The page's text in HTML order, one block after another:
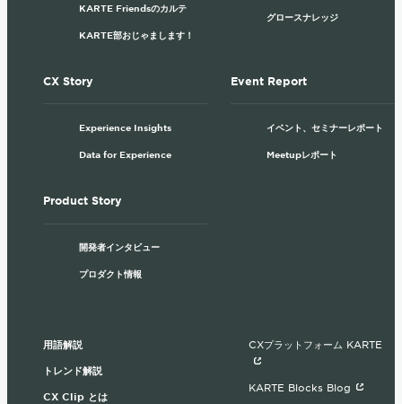
KARTE Friendsのカルテ
KARTE部おじゃまします！
グロースナレッジ
CX Story
Experience Insights
Data for Experience
Event Report
イベント、セミナーレポート
Meetupレポート
Product Story
開発者インタビュー
プロダクト情報
用語解説
トレンド解説
CX Clip とは
CXプラットフォーム KARTE
KARTE Blocks Blog